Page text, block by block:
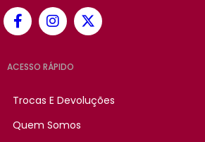
ACESSO RÁPIDO
Trocas E Devoluções
Quem Somos